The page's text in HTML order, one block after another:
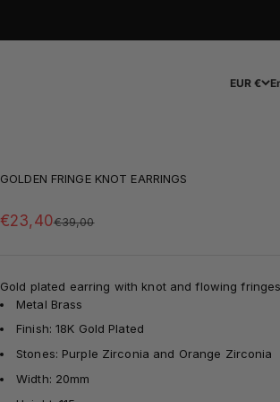
EUR €
GOLDEN FRINGE KNOT EARRINGS
Sale price
€23,40Regular price
€39,00
Gold plated earring with knot and flowing fringes
Metal Brass
Finish: 18K Gold Plated
Stones: Purple Zirconia and Orange Zirconia
Width: 20mm